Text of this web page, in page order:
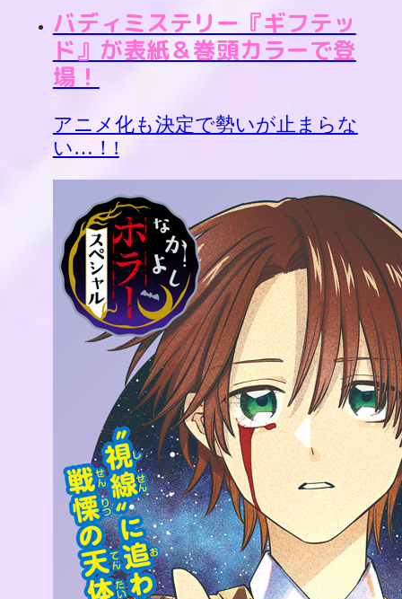
バディミステリー『ギフテッ
ド』が表紙＆巻頭カラーで登
場！
アニメ化も決定で勢いが止まらな
い…！!